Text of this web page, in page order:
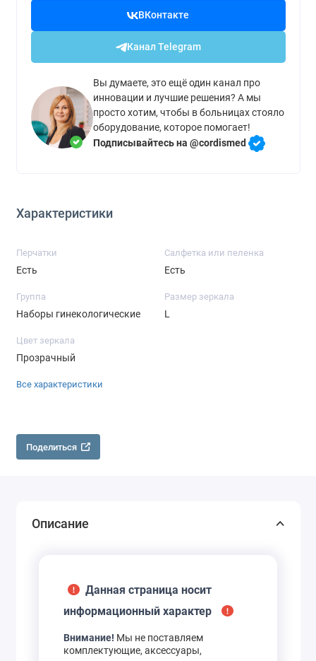
ВКонтакте
Канал Telegram
Вы думаете, это ещё один канал про
инновации и лучшие решения? А мы
просто хотим, чтобы в больницах стояло
оборудование, которое помогает!
Подписывайтесь на @cordismed
Характеристики
Перчатки
Есть
Салфетка или пеленка
Есть
Группа
Наборы гинекологические
Размер зеркала
L
Цвет зеркала
Прозрачный
Все характеристики
Поделиться
Описание
Данная страница носит
информационный характер
Внимание! Мы не поставляем
комплектующие, аксессуары,